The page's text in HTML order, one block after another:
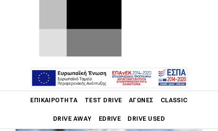
ΕΠΙΚΑΙΡΌΤΗΤΑ TEST DRIVE ΑΓΏΝΕΣ CLASSIC
DRIVE AWAY EDRIVE DRIVE USED